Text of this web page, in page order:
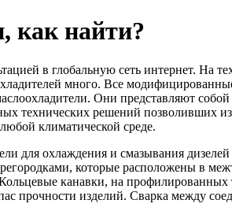
как найти?
в глобальную сеть интернет. На
много. Все
Они представляют
технических решений позволивших
климатической среде.
охлаждения и смазывания
которые расположены в
канавки, на
прочности изделий. Сварка между